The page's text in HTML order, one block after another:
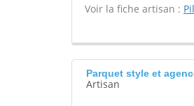
Voir la fiche artisan :
Parquet style et
Artisan